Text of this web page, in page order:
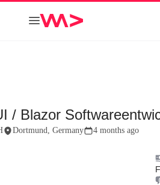
/ Blazor
Dortmund, Germany 4 months ago